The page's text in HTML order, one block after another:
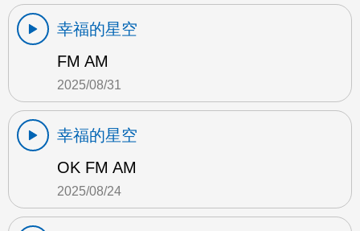
幸福的星空
FM AM
2025/08/31
幸福的星空
OK FM AM
2025/08/24